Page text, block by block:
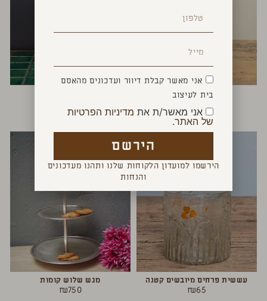
ציפור עץ
עששית פרחים מיובשים קטנה
₪65
מגש שלוש קומות
₪750
אני מאשר קבלת דיוור ועדכונים מהאסם
בית לעיצוב
אני מאשר/ת את מדיניות הפרטיות
של האתר.
הירשם
הירשמו למועדון הלקוחות שלנו ותהנו מעדכונים
והנחות